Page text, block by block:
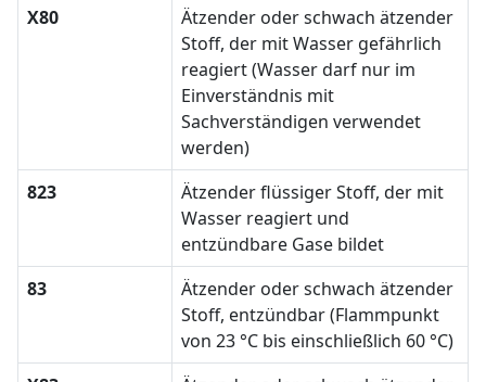
X80
Ätzender oder schwach ätzender
Stoff, der mit Wasser gefährlich
reagiert (Wasser darf nur im
Einverständnis mit
Sachverständigen verwendet
werden)
823
Ätzender flüssiger Stoff, der mit
Wasser reagiert und
entzündbare Gase bildet
83
Ätzender oder schwach ätzender
Stoff, entzündbar (Flammpunkt
von 23 °C bis einschließlich 60 °C)